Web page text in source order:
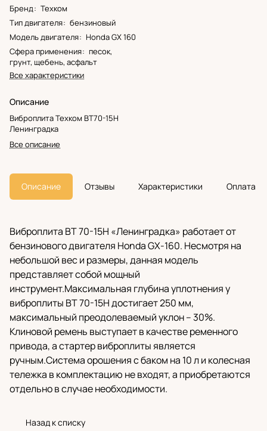
Бренд: Техком
Тип двигателя: бензиновый
Модель двигателя: Honda GX 160
Сфера применения: песок,
грунт, щебень, асфальт
Все характеристики
Описание
Виброплита Техком ВТ70-15H
Ленинградка
Все описание
Описание Отзывы Характеристики Оплата
Виброплита ВТ 70-15H «Ленинградка» работает от
бензинового двигателя Honda GX-160. Несмотря на
небольшой вес и размеры, данная модель
представляет собой мощный
инструмент.Максимальная глубина уплотнения у
виброплиты ВТ 70-15H достигает 250 мм,
максимальный преодолеваемый уклон – 30%.
Клиновой ремень выступает в качестве ременного
привода, а стартер виброплиты является
ручным.Система орошения с баком на 10 л и колесная
тележка в комплектацию не входят, а приобретаются
отдельно в случае необходимости.
Назад к списку